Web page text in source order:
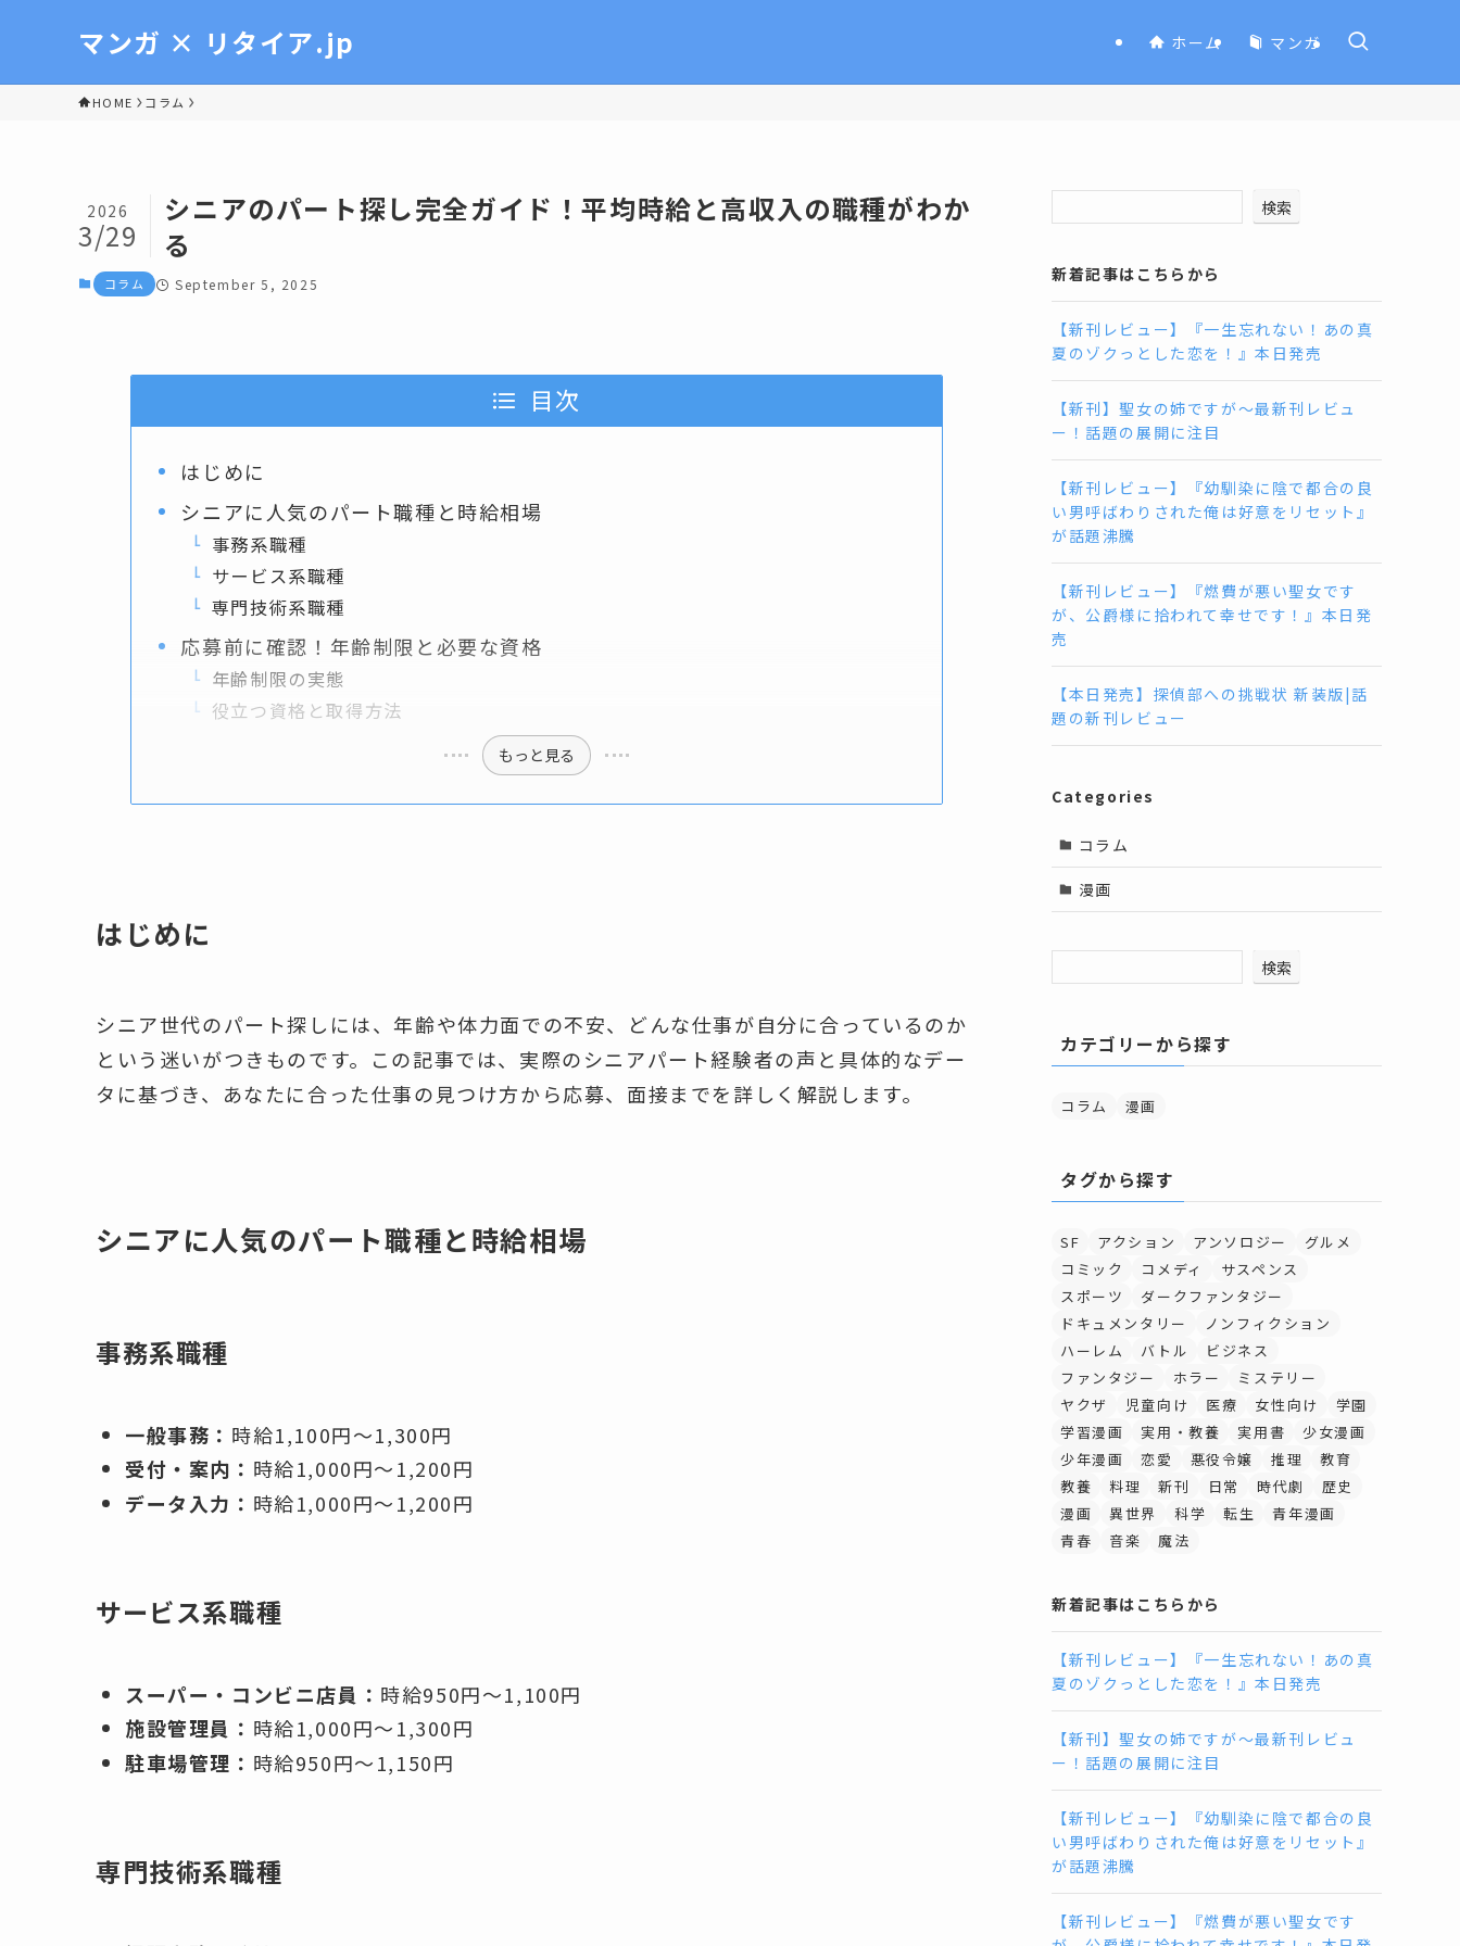
マンガ × リタイア.jp ホーム マンガ
HOME コラム
シニアのパート探し完全ガイド！平均時給と高収入の職種がわか
る
2026
3/29
コラム September 5, 2025
目次
はじめに
シニアに人気のパート職種と時給相場
事務系職種
サービス系職種
専門技術系職種
応募前に確認！年齢制限と必要な資格
年齢制限の実態
役立つ資格と取得方法
もっと見る
はじめに
シニア世代のパート探しには、年齢や体力面での不安、どんな仕事が自分に合っているのか
という迷いがつきものです。この記事では、実際のシニアパート経験者の声と具体的なデー
タに基づき、あなたに合った仕事の見つけ方から応募、面接までを詳しく解説します。
シニアに人気のパート職種と時給相場
事務系職種
一般事務： 時給1,100円～1,300円
受付・案内： 時給1,000円～1,200円
データ入力： 時給1,000円～1,200円
サービス系職種
スーパー・コンビニ店員： 時給950円～1,100円
施設管理員： 時給1,000円～1,300円
駐車場管理： 時給950円～1,150円
専門技術系職種
検索
新着記事はこちらから
【新刊レビュー】『一生忘れない！あの真
夏のゾクっとした恋を！』本日発売
【新刊】聖女の姉ですが〜最新刊レビュ
ー！話題の展開に注目
【新刊レビュー】『幼馴染に陰で都合の良
い男呼ばわりされた俺は好意をリセット』
が話題沸騰
【新刊レビュー】『燃費が悪い聖女です
が、公爵様に拾われて幸せです！』本日発
売
【本日発売】探偵部への挑戦状 新装版|話
題の新刊レビュー
Categories
コラム
漫画
検索
カテゴリーから探す
コラム 漫画
タグから探す
SF アクション アンソロジー
グルメ
コミック
コメディ
サスペンス
スポーツ
ダークファンタジー
ドキュメンタリー
ノンフィクション
ハーレム
バトル
ビジネス
ファンタジー
ホラー
ミステリー
ヤクザ
児童向け 医療 女性向け
学園
学習漫画
実用・教養 実用書
少女漫画
少年漫画
恋愛 悪役令嬢 推理
教育
教養
料理 新刊 日常 時代劇
歴史
漫画
異世界 科学 転生
青年漫画
青春
音楽 魔法
新着記事はこちらから
【新刊レビュー】『一生忘れない！あの真
夏のゾクっとした恋を！』本日発売
【新刊】聖女の姉ですが〜最新刊レビュ
ー！話題の展開に注目
【新刊レビュー】『幼馴染に陰で都合の良
い男呼ばわりされた俺は好意をリセット』
が話題沸騰
【新刊レビュー】『燃費が悪い聖女です